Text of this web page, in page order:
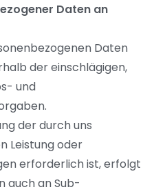
Daten an
Daten
der einschlägigen,
und
der durch uns
Leistung oder
erforderlich ist, erfolgt
auch an Sub-